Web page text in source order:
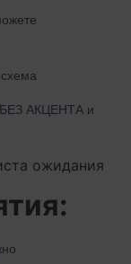
БЕЗ АКЦЕНТА и
ожидания